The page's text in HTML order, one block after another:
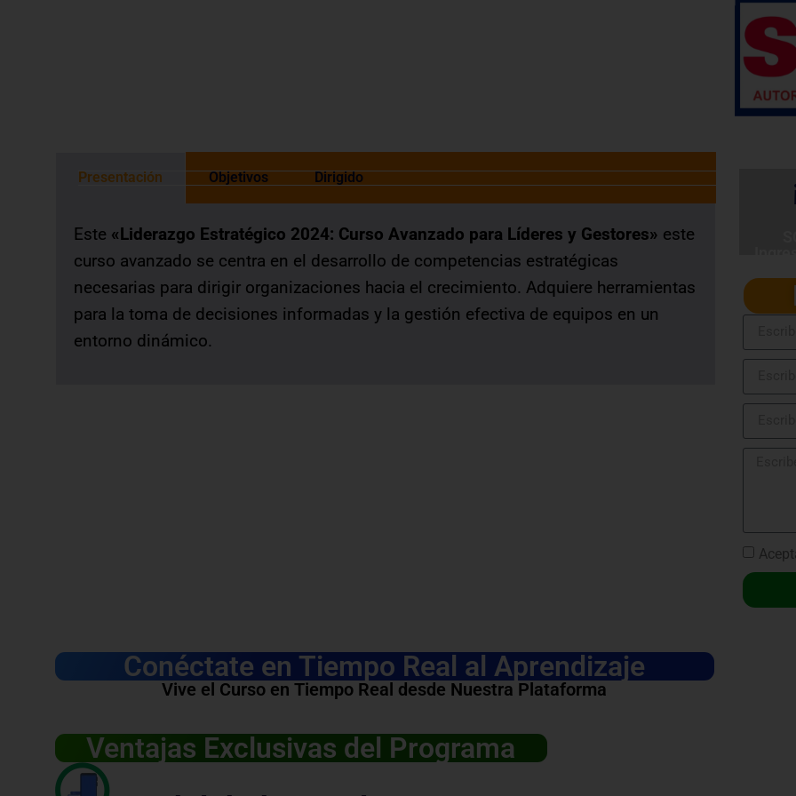
Presentación Objetivos Dirigido
Este «Liderazgo Estratégico 2024: Curso Avanzado para Líderes y Gestores» este
curso avanzado se centra en el desarrollo de competencias estratégicas
necesarias para dirigir organizaciones hacia el crecimiento. Adquiere herramientas
para la toma de decisiones informadas y la gestión efectiva de equipos en un
entorno dinámico.
Conéctate en Tiempo Real al Aprendizaje
Vive el Curso en Tiempo Real desde Nuestra Plataforma
Ventajas Exclusivas del Programa